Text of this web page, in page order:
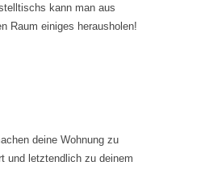
kann man aus
Raum einiges herausholen!
deine Wohnung zu
und letztendlich zu deinem